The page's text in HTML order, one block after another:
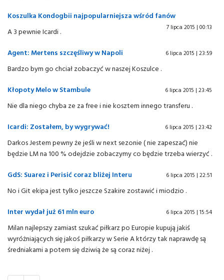
Koszulka Kondogbii najpopularniejsza wśród fanów
7 lipca 2015 | 00:13
A 3 pewnie Icardi .
Agent: Mertens szczęśliwy w Napoli
6 lipca 2015 | 23:59
Bardzo bym go chciał zobaczyć w naszej Koszulce .
Kłopoty Melo w Stambule
6 lipca 2015 | 23:45
Nie dla niego chyba ze za free i nie kosztem innego transferu .
Icardi: Zostałem, by wygrywać!
6 lipca 2015 | 23:42
Darkos Jestem pewny że jeśli w next sezonie ( nie zapeszać) nie
będzie LM na 100 % odejdzie zobaczymy co będzie trzeba wierzyć .
GdS: Suarez i Perisić coraz bliżej Interu
6 lipca 2015 | 22:51
No i Git ekipa jest tylko jeszcze Szakire zostawić i miodzio .
Inter wydał już 61 mln euro
6 lipca 2015 | 15:54
Milan najlepszy zamiast szukać piłkarz po Europie kupują jakiś
wyróżniających się jakoś piłkarzy w Serie A którzy tak naprawdę są
średniakami a potem się dziwią że są coraz niżej .